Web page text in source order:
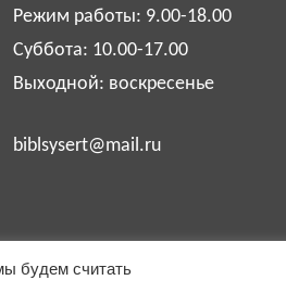
Режим работы: 9.00-18.00
Суббота: 10.00-17.00
Выходной: воскресенье
biblsysert@mail.ru
будем считать